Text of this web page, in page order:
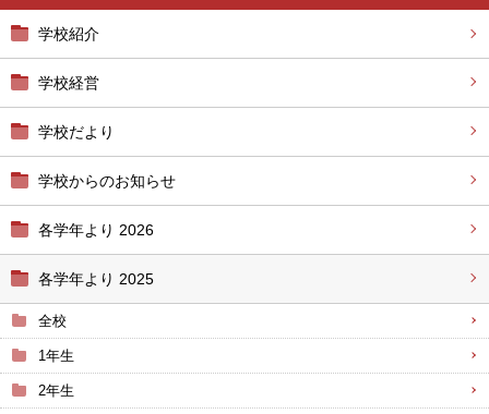
学校紹介
学校経営
学校だより
学校からのお知らせ
各学年より 2026
各学年より 2025
全校
1年生
2年生